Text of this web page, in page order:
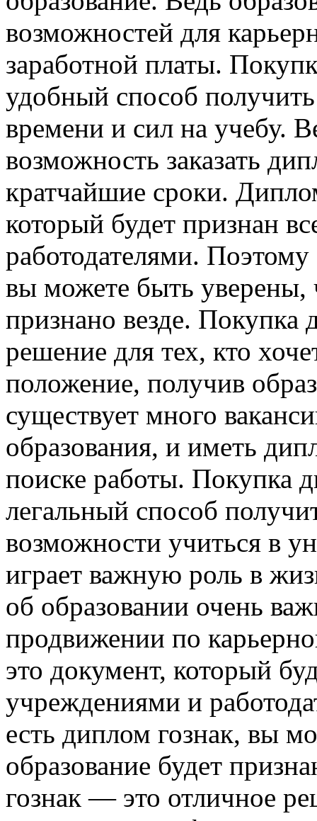
возможностей для
заработной платы.
удобный способ
времени и сил на учебу.
возможность заказать
кратчайшие сроки.
который будет признан
работодателями. Поэтому
вы можете быть уверены,
признано везде. Покупка
решение для тех, кто
положение, получив
существует много
образования, и иметь
поиске работы. Покупка
легальный способ
возможности учиться в
играет важную роль в
об образовании очень
продвижении по
это документ, который
учреждениями и
есть диплом гознак, вы
образование будет
гознак — это отличное